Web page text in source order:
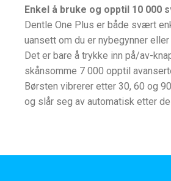
Enkel å bruke og opptil 10 000
Dentle One Plus er både svært
uansett om du er nybegynner
Det er bare å trykke inn på/av-
skånsomme 7 000 opptil
Børsten vibrerer etter 30, 60 og
og slår seg av automatisk etter